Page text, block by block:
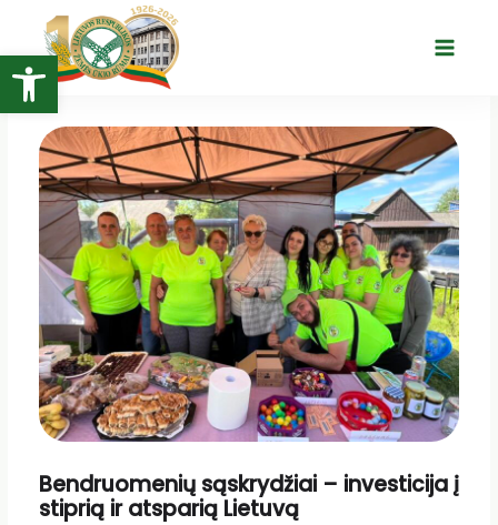
Open toolbar
turinio
Main
Bendruomenių sąskrydžiai – investicija į
stiprią ir atsparią Lietuvą